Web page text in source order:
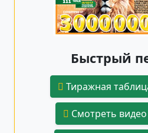
Быстрый
Тиражная
Смотреть